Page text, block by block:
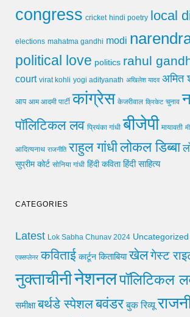
congress cricket hindi poetry local
elections mahatma gandhi modi
political love politics rahul
court virat kohli yogi adityanath अखिलेश यादव अमित
आप आम आदमी पार्टी कांग्रेस केजरीवाल क्रिकेट चुनाव
पॉलिटिकल लव प्रियंका गांधी बीजेपी मायावती
आदित्यनाथ राजनीति राहुल गांधीलोकल डिब्बा
सुप्रीम कोर्ट सोनिया गांधी हिंदी कविता हिंदी साहित्य
CATEGORIES
Latest Lok Sabha Chunav 2024 Uncategorized
एक्सप्लेनर कविताई कार्टून किताबिया खेलगेस्ट
नुक्ताचीनीनेशनलपॉलिटिकल
समीक्षा बर्थडे स्पेशलबवंडर बुक रिव्यू